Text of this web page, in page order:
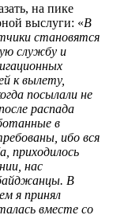
на пике
выслуги: «В
становятся
службу и
к вылету,
посылали не
распада
в
ибо вся
приходилось
нас
В
я принял
вместе со